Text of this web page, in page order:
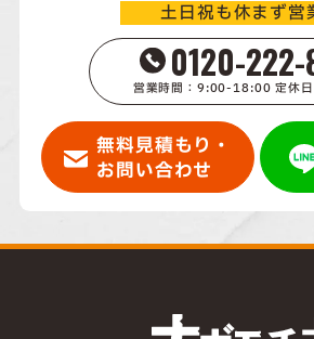
土日祝も休まず営
0120-222-
営業時間：9:00-18:00 定休日
無料見積もり・
お問い合わせ